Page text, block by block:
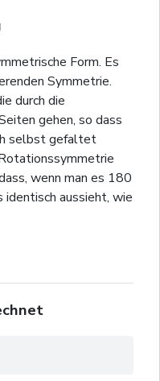
Form. Es
Symmetrie.
durch die
gehen, so dass
selbst gefaltet
wenn man es 180
identisch aussieht, wie